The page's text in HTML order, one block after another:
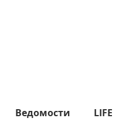
Ведомости LIFE